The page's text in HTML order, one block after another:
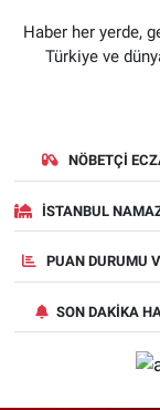
Haber her yerde,
Türkiye ve
NÖBETÇI
İSTANBUL
PUAN DURUMU
SON DAKIKA